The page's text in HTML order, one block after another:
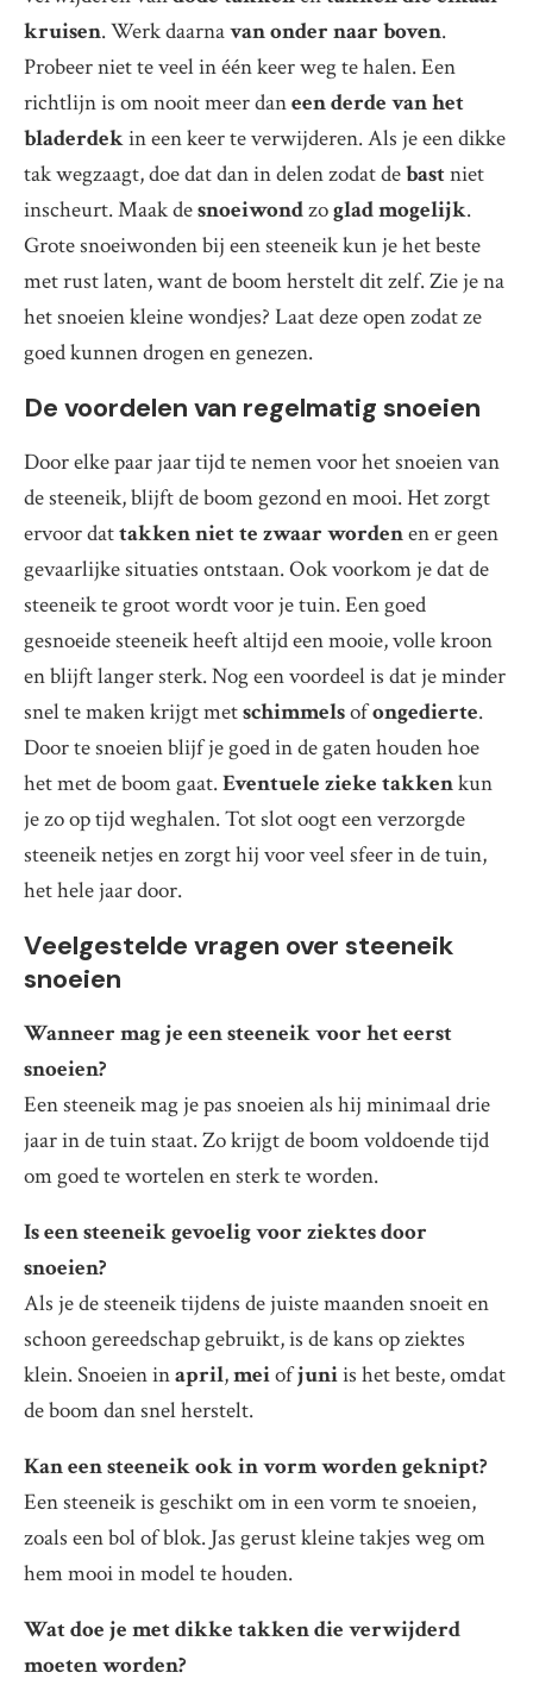
kruisen. Werk daarnavan onder naar boven.
Probeer niet te veel in één keer weg te halen. Een
richtlijn is om nooit meer daneen derde van het
bladerdekin een keer te verwijderen. Als je een dikke
tak wegzaagt, doe dat dan in delen zodat debastniet
inscheurt. Maak desnoeiwondzoglad mogelijk.
Grote snoeiwonden bij een steeneik kun je het beste
met rust laten, want de boom herstelt dit zelf. Zie je na
het snoeien kleine wondjes? Laat deze open zodat ze
goed kunnen drogen en genezen.
De voordelen van regelmatig snoeien
Door elke paar jaar tijd te nemen voor het snoeien van
de steeneik, blijft de boom gezond en mooi. Het zorgt
ervoor dattakken niet te zwaar wordenen er geen
gevaarlijke situaties ontstaan. Ook voorkom je dat de
steeneik te groot wordt voor je tuin. Een goed
gesnoeide steeneik heeft altijd een mooie, volle kroon
en blijft langer sterk. Nog een voordeel is dat je minder
snel te maken krijgt metschimmelsofongedierte.
Door te snoeien blijf je goed in de gaten houden hoe
het met de boom gaat.Eventuele zieke takkenkun
je zo op tijd weghalen. Tot slot oogt een verzorgde
steeneik netjes en zorgt hij voor veel sfeer in de tuin,
het hele jaar door.
Veelgestelde vragen over steeneik
snoeien
Wanneer mag je een steeneik voor het eerst
snoeien?
Een steeneik mag je pas snoeien als hij minimaal drie
jaar in de tuin staat. Zo krijgt de boom voldoende tijd
om goed te wortelen en sterk te worden.
Is een steeneik gevoelig voor ziektes door
snoeien?
Als je de steeneik tijdens de juiste maanden snoeit en
schoon gereedschap gebruikt, is de kans op ziektes
klein. Snoeien inapril,meiofjuniis het beste, omdat
de boom dan snel herstelt.
Kan een steeneik ook in vorm worden geknipt?
Een steeneik is geschikt om in een vorm te snoeien,
zoals een bol of blok. Jas gerust kleine takjes weg om
hem mooi in model te houden.
Wat doe je met dikke takken die verwijderd
moeten worden?